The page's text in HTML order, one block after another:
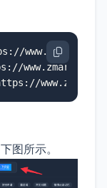
www.zmark.app/
|https://
图所示。